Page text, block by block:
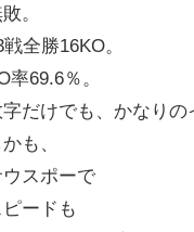
。
戦全勝16KO。
率69.6％。
だけでも、かなりの
かも、
ウスポーで
ピードも